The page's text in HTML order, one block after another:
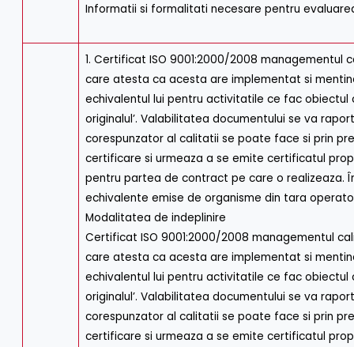
Informatii si formalitati necesare pentru
1. Certificat ISO 9001:2000/2008
care atesta ca acesta are implementat si
echivalentul lui pentru activitatile ce fac obiectul
originalul’. Valabilitatea documentului se va
corespunzator al calitatii se poate face si prin
certificare si urmeaza a se emite certificatul
pentru partea de contract pe care o realizeaza.
echivalente emise de organisme din tara
Modalitatea de indeplinire
Certificat ISO 9001:2000/2008 managementul
care atesta ca acesta are implementat si
echivalentul lui pentru activitatile ce fac obiectul
originalul’. Valabilitatea documentului se va
corespunzator al calitatii se poate face si prin
certificare si urmeaza a se emite certificatul